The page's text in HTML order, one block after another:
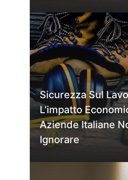
Sicurezza Sul
L’impatto
Aziende Italiane
Ignorare